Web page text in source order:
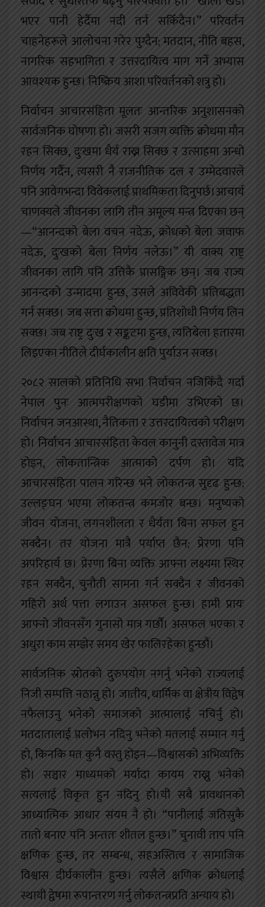
भएर पानी हेर्दैमा नदी तर्न सकिँदैन।” परिवर्तन
चाहनेहरूले आलोचना गरेर पुग्दैन; मतदान, नीति बहस,
नागरिक सहभागिता र उत्तरदायित्व माग गर्ने अभ्यास
आवश्यक हुन्छ। निष्क्रिय आशा परिवर्तनको शत्रु हो।
निर्वाचन आचारसंहिता मूलतः आन्तरिक अनुशासनको
सार्वजनिक घोषणा हो। जसरी सजग व्यक्ति क्रोधमा मौन
रहन सिक्छ, दुःखमा धैर्य राख्न सिक्छ र उत्साहमा अन्धो
निर्णय गर्दैन, त्यसरी नै राजनीतिक दल र उम्मेदवारले
पनि आवेगभन्दा विवेकलाई प्राथमिकता दिनुपर्छ।आचार्य
चाणक्यले जीवनका लागि तीन अमूल्य मन्त्र दिएका छन्
—“आनन्दको बेला वचन नदेऊ, क्रोधको बेला जवाफ
नदेऊ, दुःखको बेला निर्णय नलेऊ।” यी वाक्य राष्ट्र
जीवनका लागि पनि उत्तिकै प्रासङ्गिक छन्। जब राज्य
आनन्दको उन्मादमा हुन्छ, उसले अविवेकी प्रतिबद्धता
गर्न सक्छ। जब सत्ता क्रोधमा हुन्छ, प्रतिशोधी निर्णय लिन
सक्छ। जब राष्ट्र दुःख र सङ्कटमा हुन्छ, त्यतिबेला हतारमा
लिइएका नीतिले दीर्घकालीन क्षति पुर्याउन सक्छ।
२०८२ सालको प्रतिनिधि सभा निर्वाचन नजिकिँदै गर्दा
नेपाल पुनः आत्मपरीक्षणको घडीमा उभिएको छ।
निर्वाचन जनआस्था, नैतिकता र उत्तरदायित्वको परीक्षण
हो। निर्वाचन आचारसंहिता केवल कानुनी दस्तावेज मात्र
होइन, लोकतान्त्रिक आत्माको दर्पण हो। यदि
आचारसंहिता पालन गरिन्छ भने लोकतन्त्र सुदृढ हुन्छ;
उल्लङ्घन भएमा लोकतन्त्र कमजोर बन्छ। मनुष्यको
जीवन योजना, लगनशीलता र धैर्यता बिना सफल हुन
सक्दैन। तर योजना मात्रै पर्याप्त छैन; प्रेरणा पनि
अपरिहार्य छ। प्रेरणा बिना व्यक्ति आफ्ना लक्ष्यमा स्थिर
रहन सक्दैन, चुनौती सामना गर्न सक्दैन र जीवनको
गहिरो अर्थ पत्ता लगाउन असफल हुन्छ। हामी प्रायः
आफ्नो जीवनसँग गुनासो मात्र गर्छौं। असफल भएका र
अधुरा काम सम्झेर समय खेर फालिरहेका हुन्छौं।
सार्वजनिक स्रोतको दुरुपयोग नगर्नु भनेको राज्यलाई
निजी सम्पत्ति नठान्नु हो। जातीय, धार्मिक वा क्षेत्रीय विद्वेष
नफैलाउनु भनेको समाजको आत्मालाई नचिर्नु हो।
मतदातालाई प्रलोभन नदिनु भनेको मतलाई सम्मान गर्नु
हो, किनकि मत कुनै वस्तु होइन—विश्वासको अभिव्यक्ति
हो। सञ्चार माध्यमको मर्यादा कायम राख्नु भनेको
सत्यलाई विकृत हुन नदिनु हो।यी सबै प्रावधानको
आध्यात्मिक आधार संयम नै हो। “पानीलाई जतिसुकै
तातो बनाए पनि अन्ततः शीतल हुन्छ।” चुनावी ताप पनि
क्षणिक हुन्छ, तर सम्बन्ध, सहअस्तित्व र सामाजिक
विश्वास दीर्घकालीन हुन्छ। त्यसैले क्षणिक क्रोधलाई
स्थायी द्वेषमा रूपान्तरण गर्नु लोकतन्त्रप्रति अन्याय हो।